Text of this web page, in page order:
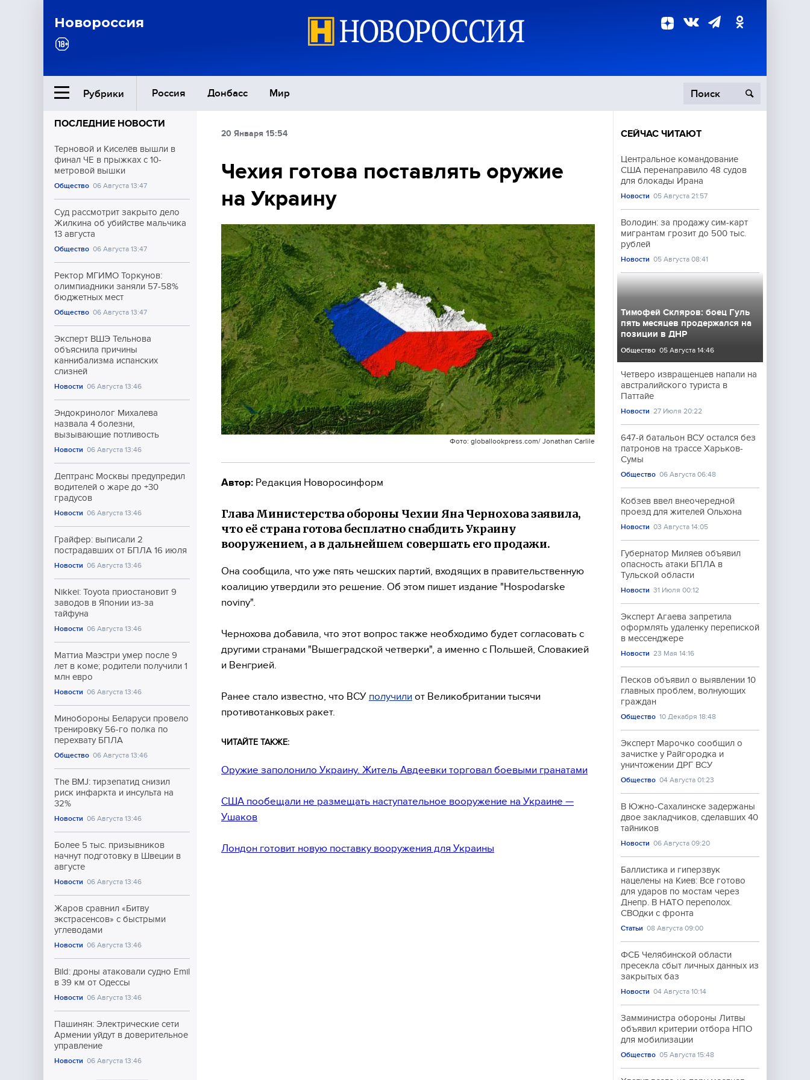
Новороссия
Рубрики Россия Донбасс Мир
Ближний Восток
Общество
Экономика
Происшествия
Культура
Спорт
ПОСЛЕДНИЕ НОВОСТИ
Терновой и Киселёв вышли в
финал ЧЕ в прыжках с 10-
метровой вышки
Общество 06 Августа 13:47
Суд рассмотрит закрыто дело
Жилкина об убийстве мальчика
13 августа
Общество 06 Августа 13:47
Ректор МГИМО Торкунов:
олимпиадники заняли 57-58%
бюджетных мест
Общество 06 Августа 13:47
Эксперт ВШЭ Тельнова
объяснила причины
каннибализма испанских
слизней
Новости 06 Августа 13:46
Эндокринолог Михалева
назвала 4 болезни,
вызывающие потливость
Новости 06 Августа 13:46
Дептранс Москвы предупредил
водителей о жаре до +30
градусов
Новости 06 Августа 13:46
Грайфер: выписали 2
пострадавших от БПЛА 16 июля
Новости 06 Августа 13:46
Nikkei: Toyota приостановит 9
заводов в Японии из-за
тайфуна
Новости 06 Августа 13:46
Маттиа Маэстри умер после 9
лет в коме; родители получили 1
млн евро
Новости 06 Августа 13:46
Минобороны Беларуси провело
тренировку 56-го полка по
перехвату БПЛА
Общество 06 Августа 13:46
The BMJ: тирзепатид снизил
риск инфаркта и инсульта на
32%
Новости 06 Августа 13:46
Более 5 тыс. призывников
начнут подготовку в Швеции в
августе
Новости 06 Августа 13:46
Жаров сравнил «Битву
экстрасенсов» с быстрыми
углеводами
Новости 06 Августа 13:46
Bild: дроны атаковали судно Emil
в 39 км от Одессы
Новости 06 Августа 13:46
Пашинян: Электрические сети
Армении уйдут в доверительное
управление
Новости 06 Августа 13:46
20 Января 15:54
Чехия готова поставлять оружие
на Украину
Фото: globallookpress.com/ Jonathan Carlile
Автор: Редакция Новоросинформ
Глава Министерства обороны Чехии Яна Чернохова заявила,
что её страна готова бесплатно снабдить Украину
вооружением, а в дальнейшем совершать его продажи.
Она сообщила, что уже пять чешских партий, входящих в правительственную
коалицию утвердили это решение. Об этом пишет издание "Hospodarske
noviny".
Чернохова добавила, что этот вопрос также необходимо будет согласовать с
другими странами "Вышеградской четверки", а именно с Польшей, Словакией
и Венгрией.
Ранее стало известно, что ВСУ получили от Великобритании тысячи
противотанковых ракет.
ЧИТАЙТЕ ТАКЖЕ:
Оружие заполонило Украину. Житель Авдеевки торговал боевыми гранатами
США пообещали не размещать наступательное вооружение на Украине —
Ушаков
Лондон готовит новую поставку вооружения для Украины
СЕЙЧАС ЧИТАЮТ
Центральное командование
США перенаправило 48 судов
для блокады Ирана
Новости 05 Августа 21:57
Володин: за продажу сим-карт
мигрантам грозит до 500 тыс.
рублей
Новости 05 Августа 08:41
Тимофей Скляров: боец Гуль
пять месяцев продержался на
позиции в ДНР
Общество 05 Августа 14:46
Четверо извращенцев напали на
австралийского туриста в
Паттайе
Новости 27 Июля 20:22
647-й батальон ВСУ остался без
патронов на трассе Харьков-
Сумы
Общество 06 Августа 06:48
Кобзев ввел внеочередной
проезд для жителей Ольхона
Новости 03 Августа 14:05
Губернатор Миляев объявил
опасность атаки БПЛА в
Тульской области
Новости 31 Июля 00:12
Эксперт Агаева запретила
оформлять удаленку перепиской
в мессенджере
Новости 23 Мая 14:16
Песков объявил о выявлении 10
главных проблем, волнующих
граждан
Общество 10 Декабря 18:48
Эксперт Марочко сообщил о
зачистке у Райгородка и
уничтожении ДРГ ВСУ
Общество 04 Августа 01:23
В Южно-Сахалинске задержаны
двое закладчиков, сделавших 40
тайников
Новости 06 Августа 09:20
Баллистика и гиперзвук
нацелены на Киев: Всё готово
для ударов по мостам через
Днепр. В НАТО переполох.
СВОдки с фронта
Статьи 08 Августа 09:00
ФСБ Челябинской области
пресекла сбыт личных данных из
закрытых баз
Новости 04 Августа 10:14
Замминистра обороны Литвы
объявил критерии отбора НПО
для мобилизации
Общество 05 Августа 15:48